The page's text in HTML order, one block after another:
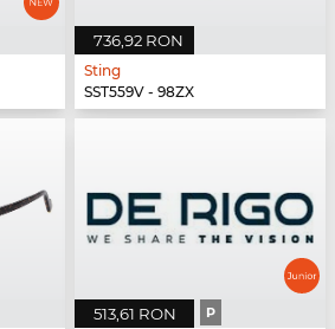
736,92 RON
Sting
SST559V - 98ZX
513,61 RON P